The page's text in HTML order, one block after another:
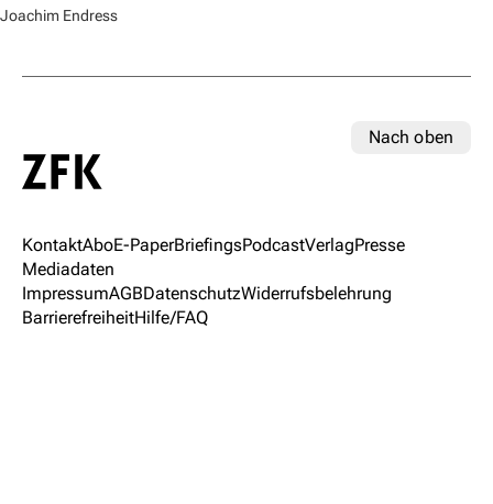
Joachim Endress
Nach oben
KontaktAboE-PaperBriefingsPodcastVerlagPresse
Mediadaten
ImpressumAGBDatenschutzWiderrufsbelehrung
BarrierefreiheitHilfe/FAQ